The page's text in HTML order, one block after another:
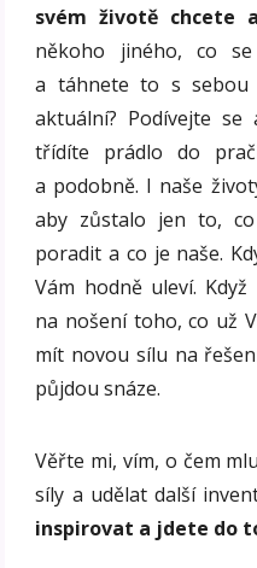
svém životě chcete
někoho jiného, co
a táhnete to s
aktuální? Podívejte se
třídíte prádlo do
a podobně. I naše
aby zůstalo jen to,
poradit a co je naše.
Vám hodně uleví.
na nošení toho, co už
mít novou sílu na
půjdou snáze.
Věřte mi, vím, o čem
síly a udělat další
inspirovat a jdete do